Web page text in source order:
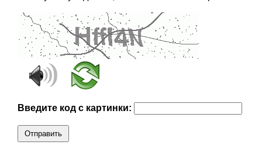
Введите код с картинки:
Отправить